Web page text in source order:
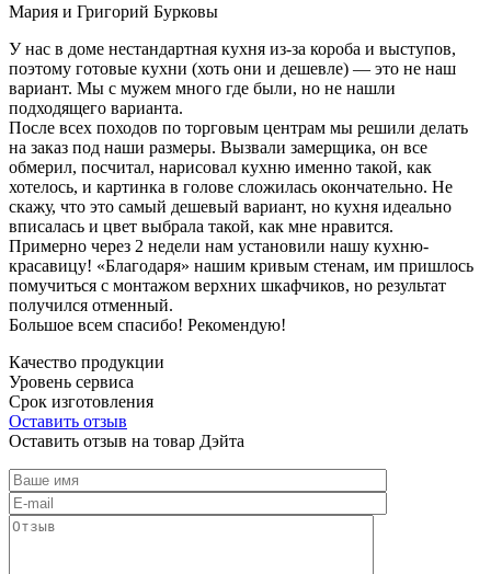
Мария и Григорий Бурковы
У нас в доме нестандартная кухня из-за короба и выступов,
поэтому готовые кухни (хоть они и дешевле) — это не наш
вариант. Мы с мужем много где были, но не нашли
подходящего варианта.
После всех походов по торговым центрам мы решили делать
на заказ под наши размеры. Вызвали замерщика, он все
обмерил, посчитал, нарисовал кухню именно такой, как
хотелось, и картинка в голове сложилась окончательно. Не
скажу, что это самый дешевый вариант, но кухня идеально
вписалась и цвет выбрала такой, как мне нравится.
Примерно через 2 недели нам установили нашу кухню-
красавицу! «Благодаря» нашим кривым стенам, им пришлось
помучиться с монтажом верхних шкафчиков, но результат
получился отменный.
Большое всем спасибо! Рекомендую!
Качество продукции
Уровень сервиса
Срок изготовления
Оставить отзыв
Оставить отзыв на товар Дэйта